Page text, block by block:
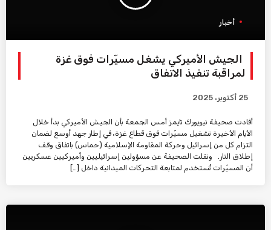
أخبار
الجيش الأميركي يشغل مسيّرات فوق غزة
لمراقبة تنفيذ الاتفاق
25 أكتوبر، 2025
أفادت صحيفة نيويورك تايمز أمس الجمعة بأن الجيش الأميركي بدأ خلال
الأيام الأخيرة تشغيل مسيّرات فوق قطاع غزة، في إطار جهد أوسع لضمان
التزام كل من إسرائيل وحركة المقاومة الإسلامية (حماس) باتفاق وقف
إطلاق النار. ونقلت الصحيفة عن مسؤولين إسرائيليين وأميركيين عسكريين
أن المسيّرات تُستخدم لمتابعة التحركات الميدانية داخل […]